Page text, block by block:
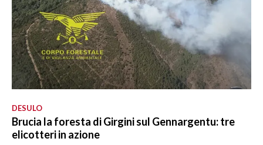
DESULO
Brucia la foresta di Girgini sul Gennargentu: tre
elicotteri in azione